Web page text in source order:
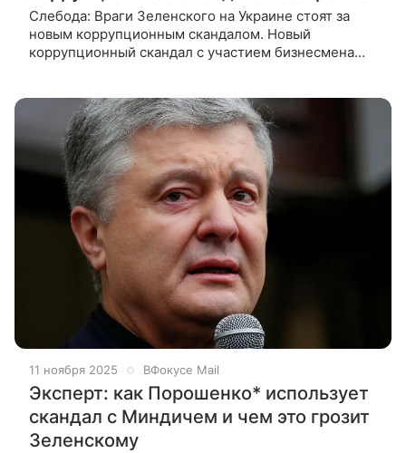
Слебода: Враги Зеленского на Украине стоят за
новым коррупционным скандалом. Новый
коррупционный скандал с участием бизнесмена
мнение выразил американский аналитик Марк
Слебо
11 ноября 2025 ВФокусе Mail
Эксперт: как Порошенко* использует
скандал с Миндичем и чем это грозит
Зеленскому